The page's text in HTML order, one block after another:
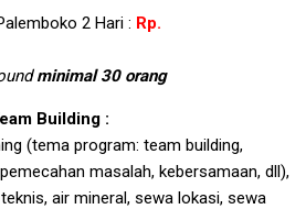
2 Hari : Rp.
minimal 30 orang
Building :
(tema program: team building,
masalah, kebersamaan, dll),
air mineral, sewa lokasi, sewa